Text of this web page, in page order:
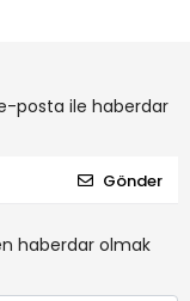
posta ile haberdar
Gönder
haberdar olmak